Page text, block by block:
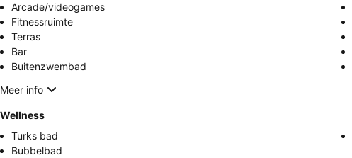
Arcade/videogames
Fitnessruimte
Terras
Bar
Buitenzwembad
Meer info
Wellness
Turks bad
Bubbelbad